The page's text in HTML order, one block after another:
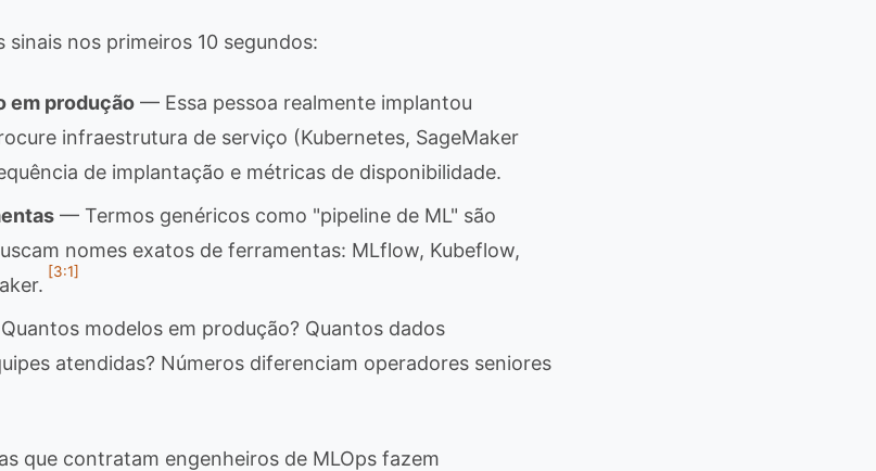
nos primeiros 10 segundos:
em produção — Essa pessoa realmente implantou
infraestrutura de serviço (Kubernetes, SageMaker
de implantação e métricas de disponibilidade.
— Termos genéricos como "pipeline de ML" são
nomes exatos de ferramentas: MLflow, Kubeflow,
[3:1]
modelos em produção? Quantos dados
atendidas? Números diferenciam operadores seniores
que contratam engenheiros de MLOps fazem